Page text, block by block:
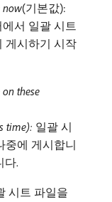
now(기본값):
서 일괄 시트
게시하기 시작
these
time): 일괄 시
중에 게시합니
다.
시트 파일을